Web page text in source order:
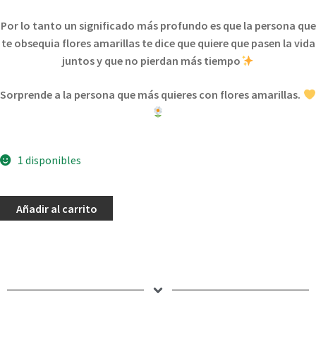
Por lo tanto un significado más profundo es que la persona que
te obsequia flores amarillas te dice que quiere que pasen la vida
juntos y que no pierdan más tiempo
Sorprende a la persona que más quieres con flores amarillas.
1 disponibles
Añadir al carrito